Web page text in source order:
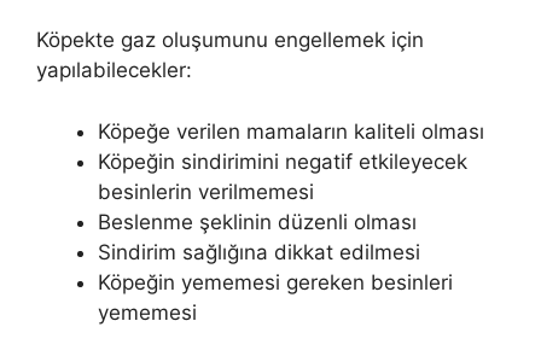
Köpekte gaz oluşumunu engellemek için
yapılabilecekler:
Köpeğe verilen mamaların kaliteli olması
Köpeğin sindirimini negatif etkileyecek
besinlerin verilmemesi
Beslenme şeklinin düzenli olması
Sindirim sağlığına dikkat edilmesi
Köpeğin yememesi gereken besinleri
yememesi